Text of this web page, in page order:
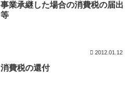
事業承継した場合の消費税の届出
等
2012.01.12
消費税の還付